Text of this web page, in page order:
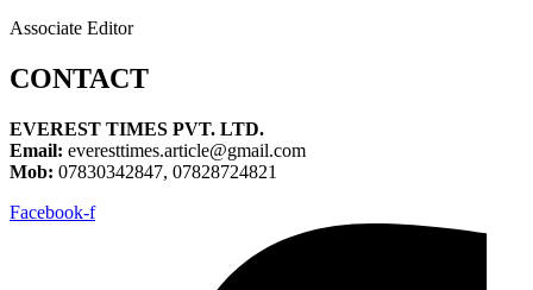
Associate Editor
CONTACT
EVEREST TIMES PVT. LTD.
Email: everesttimes.article@gmail.com
Mob: 07830342847, 07828724821
Facebook-f